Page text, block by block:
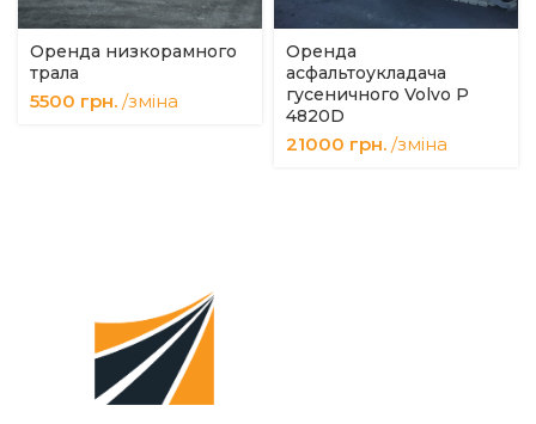
Оренда низкорамного
трала
5500 грн. /зміна
Оренда
асфальтоукладача
гусеничного Volvo P
4820D
21000 грн. /зміна